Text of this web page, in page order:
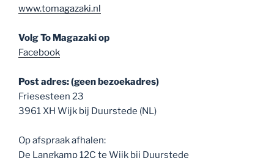
www.tomagazaki.nl
Volg To Magazaki op
Facebook
Post adres: (geen bezoekadres)
Friesesteen 23
3961 XH Wijk bij Duurstede (NL)
Op afspraak afhalen:
De Langkamp 12C te Wijk bij Duurstede